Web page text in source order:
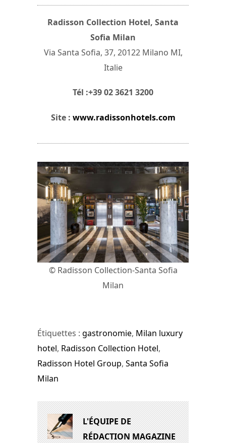
Radisson Collection Hotel, Santa
Sofia Milan
Via Santa Sofia, 37, 20122 Milano MI,
Italie
Tél :+39 02 3621 3200
Site : www.radissonhotels.com
© Radisson Collection-Santa Sofia
Milan
Étiquettes : gastronomie, Milan luxury
hotel, Radisson Collection Hotel,
Radisson Hotel Group, Santa Sofia
Milan
L'ÉQUIPE DE
RÉDACTION MAGAZINE